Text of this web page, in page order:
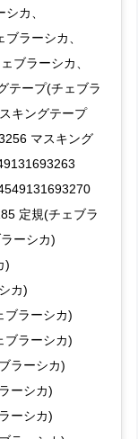
カ、
ラーシカ、
ブラーシカ、
テープ(チェブラ
キングテープ
マスキング
定規(チェブラ
ーシカ)
)
カ)
ブラーシカ)
ブラーシカ)
ラーシカ)
ーシカ)
ーシカ)